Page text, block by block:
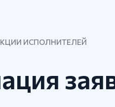
ИСПОЛНИТЕЛЕЙ